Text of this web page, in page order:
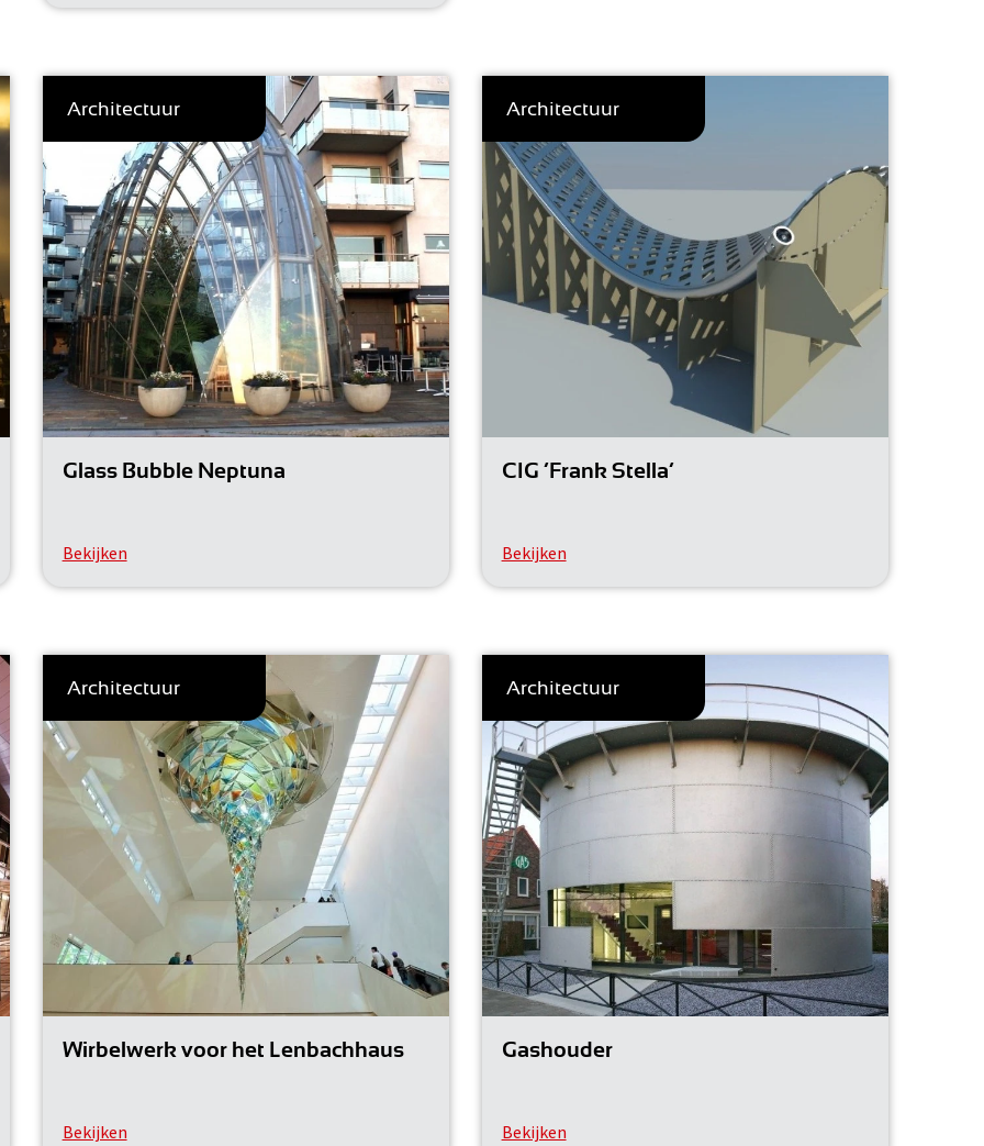
Architectuur
Glass Bubble Neptuna
Bekijken
Architectuur
CIG ‘Frank Stella’
Bekijken
Architectuur
Wirbelwerk voor het Lenbachhaus
Bekijken
Architectuur
Gashouder
Bekijken